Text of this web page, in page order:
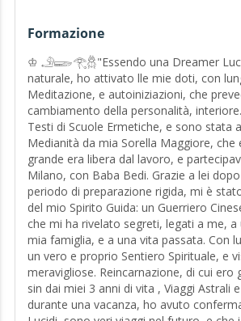
con un Sorriso Luminosissimo,
Voi, come a bordo, di una Virtual 👑
Crociera"👑,😁 solo per
dove faremo insieme, un
Magìa! 👑❤️❤️❤️
****N.B: .Adeguamento Prezzo Wengo:
2,39 rimane invariata da LUNEDI a
min. di 2,44 è riservata da VENERDI a
FESTIVI.
♔Dal 1989 Esperta Medium-Sciamana-
Cartomante-PsicoAstrologa-
𓄂𓆃
Formazione
♔ 𓄂𓆃𓂀𓆣"Essendo una Dreamer
naturale, ho attivato lle mie doti, con
Meditazione, e autoiniziazioni, che
cambiamento della personalità,
Testi di Scuole Ermetiche, e sono stata
Medianità da mia Sorella Maggiore, che
grande era libera dal lavoro, e
Milano, con Baba Bedi. Grazie a lei
periodo di preparazione rigida, mi è
del mio Spirito Guida: un Guerriero
che mi ha rivelato segreti, legati a me,
mia famiglia, e a una vita passata. Con
un vero e proprio Sentiero Spirituale, e
meravigliose. Reincarnazione, di cui ero
sin dai miei 3 anni di vita , Viaggi Astrali
durante una vacanza, ho avuto